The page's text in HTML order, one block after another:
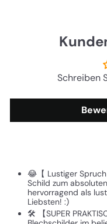
Schreiben
😂【 Lustiger
Schild zum
hervorragend als
Liebsten! :)
🛠️ 【SUPER